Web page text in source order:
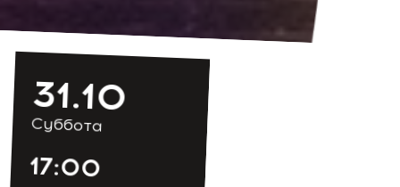
31.10
Суббота
17:00